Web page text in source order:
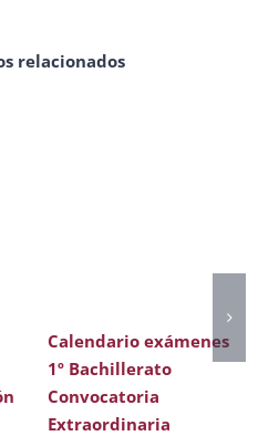
relacionados
Calendario exámenes
1º Bachillerato
Convocatoria
Extraordinaria